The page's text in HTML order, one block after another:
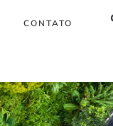
CONTATO